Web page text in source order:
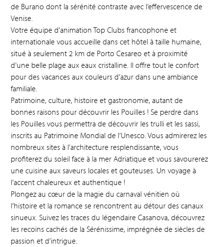
de Burano dont la sérénité contraste avec l’effervescence de
Venise.
Votre équipe d’animation Top Clubs francophone et
internationale vous accueille dans cet hôtel à taille humaine,
situé à seulement 2 km de Porto Cesareo et à proximité
d’une belle plage aux eaux cristalline. Il offre tout le confort
pour des vacances aux couleurs d’azur dans une ambiance
familiale.
Patrimoine, culture, histoire et gastronomie, autant de
bonnes raisons pour découvrir les Pouilles ! Se perdre dans
les Pouilles vous permettra de découvrir les trulli et les sassi,
inscrits au Patrimoine Mondial de l’Unesco. Vous admirerez les
nombreux sites à l’architecture resplendissante, vous
profiterez du soleil face à la mer Adriatique et vous savourerez
une cuisine aux saveurs locales et gouteuses. Un voyage à
l’accent chaleureux et authentique !
Plongez au cœur de la magie du carnaval vénitien où
l’histoire et la romance se rencontrent au détour des canaux
sinueux. Suivez les traces du légendaire Casanova, découvrez
les recoins cachés de la Sérénissime, imprégnée de siècles de
passion et d’intrigue.